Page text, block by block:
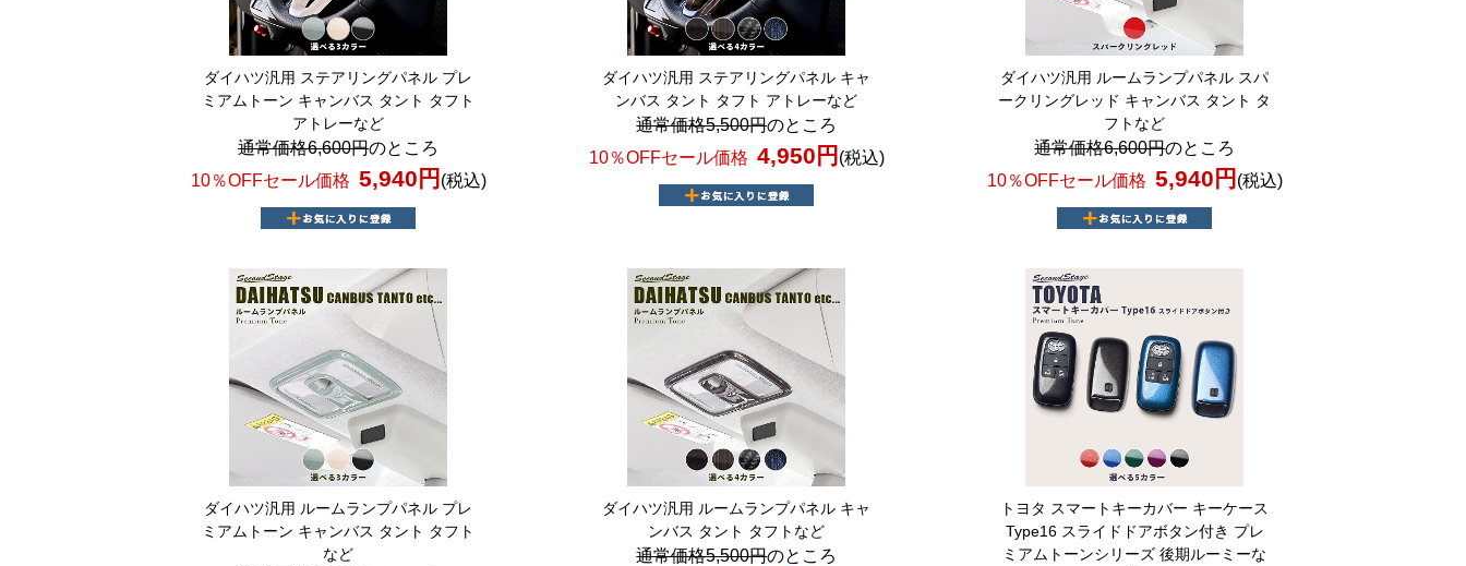
ダイハツ汎用 ステアリングパネル プレ
ミアムトーン キャンバス タント タフト
アトレーなど
通常価格6,600円のところ
10％OFFセール価格 5,940円 (税込)
ダイハツ汎用 ステアリングパネル キャ
ンバス タント タフト アトレーなど
通常価格5,500円のところ
10％OFFセール価格 4,950円 (税込)
ダイハツ汎用 ルームランプパネル スパ
ークリングレッド キャンバス タント タ
フトなど
通常価格6,600円のところ
10％OFFセール価格 5,940円 (税込)
ダイハツ汎用 ルームランプパネル プレ
ミアムトーン キャンバス タント タフト
など
ダイハツ汎用 ルームランプパネル キャ
ンバス タント タフトなど
通常価格5,500円のところ
トヨタ スマートキーカバー キーケース
Type16 スライドドアボタン付き プレ
ミアムトーンシリーズ 後期ルーミーな